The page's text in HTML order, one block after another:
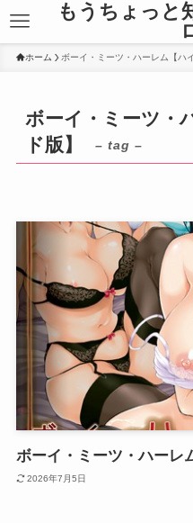
もうちょっと
ホーム ボーイ・ミーツ・ハーレム【ハ
ボーイ・ミーツ・
ド版】
– tag –
ボーイ・ミーツ・ハーレ
2026年7月5日